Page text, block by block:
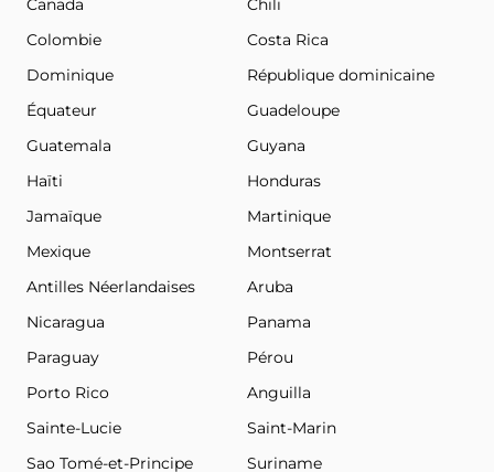
Colombie
Costa Rica
Dominique
République dominicaine
Équateur
Guadeloupe
Guatemala
Guyana
Haïti
Honduras
Jamaïque
Martinique
Mexique
Montserrat
Antilles Néerlandaises
Aruba
Nicaragua
Panama
Paraguay
Pérou
Porto Rico
Anguilla
Sainte-Lucie
Saint-Marin
Sao Tomé-et-Principe
Suriname